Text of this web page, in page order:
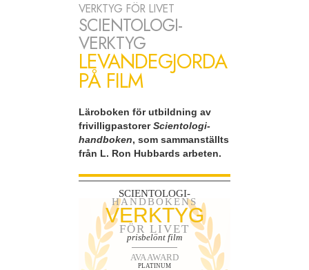
VERKTYG FÖR LIVET
SCIENTOLOGI-
VERKTYG
LEVANDEGJORDA
PÅ FILM
Läroboken för utbildning av
frivilligpastorerScientologi-
handboken, som sammanställts
från L. Ron Hubbards arbeten.
SCIENTOLOGI-
HANDBOKENS
VERKTYG
FÖR LIVET
prisbelönt film
AVA AWARD
PLATINUM